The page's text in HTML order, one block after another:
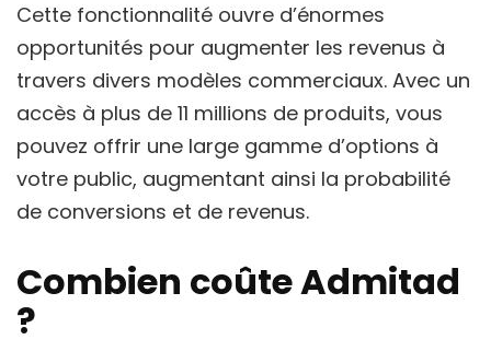
Cette fonctionnalité ouvre d’énormes
opportunités pour augmenter les revenus à
travers divers modèles commerciaux. Avec un
accès à plus de 11 millions de produits, vous
pouvez offrir une large gamme d’options à
votre public, augmentant ainsi la probabilité
de conversions et de revenus.
Combien coûte Admitad
?